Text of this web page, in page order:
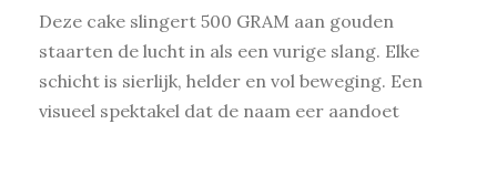
Deze cake slingert 500 GRAM aan gouden
staarten de lucht in als een vurige slang. Elke
schicht is sierlijk, helder en vol beweging. Een
visueel spektakel dat de naam eer aandoet